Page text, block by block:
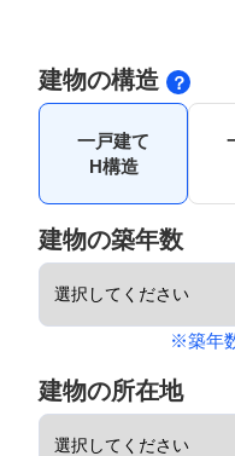
建物の構造
一戸建て
H構造
建物の築年数
※築年
建物の所在地